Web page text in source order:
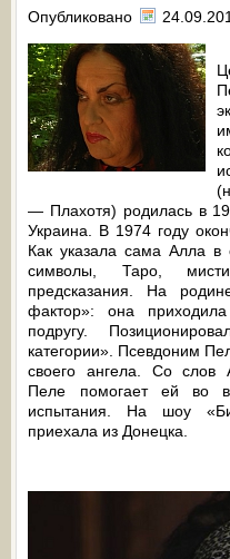
Опубликовано
— Плахотя) родилась в
Украина. В 1974 году
Как указала сама Алла в
символы, Таро,
предсказания. На
фактор»: она
подругу.
категории». Псевдоним
своего ангела. Со слов
Пеле помогает ей во
испытания. На шоу
приехала из Донецка.